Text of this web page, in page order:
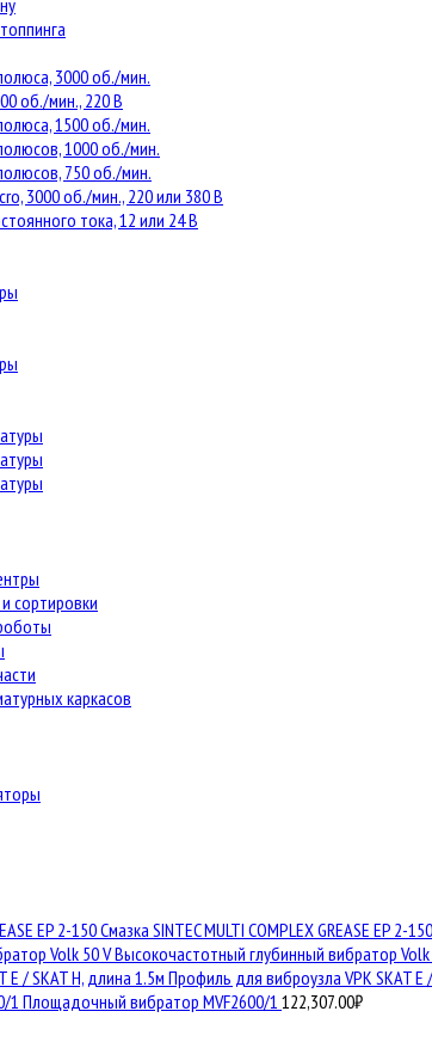
3000 об./мин.
об./мин., 220 В
1500 об./мин.
1000 об./мин.
750 об./мин.
3000 об./мин., 220 или 380 В
тока, 12 или 24 В
сортировки
каркасов
Смазка SINTEC MULTI COMPLEX GREASE EP 2-150
Высокочастотный глубинный вибратор Volk
Профиль для виброузла VPK SKAT E
Площадочный вибратор MVF2600/1 122,307.00₽